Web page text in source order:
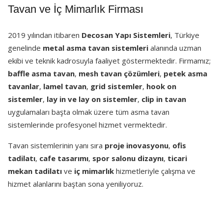
Tavan ve İç Mimarlık Firması
2019 yılından itibaren Decosan Yapı Sistemleri, Türkiye
genelinde metal asma tavan sistemleri alanında uzman
ekibi ve teknik kadrosuyla faaliyet göstermektedir. Firmamız;
baffle asma tavan, mesh tavan çözümleri, petek asma
tavanlar, lamel tavan, grid sistemler, hook on
sistemler, lay in ve lay on sistemler, clip in tavan
uygulamaları başta olmak üzere tüm asma tavan
sistemlerinde profesyonel hizmet vermektedir.
Tavan sistemlerinin yanı sıra proje inovasyonu, ofis
tadilatı, cafe tasarımı, spor salonu dizaynı, ticari
mekan tadilatı ve iç mimarlık hizmetleriyle çalışma ve
hizmet alanlarını baştan sona yeniliyoruz.